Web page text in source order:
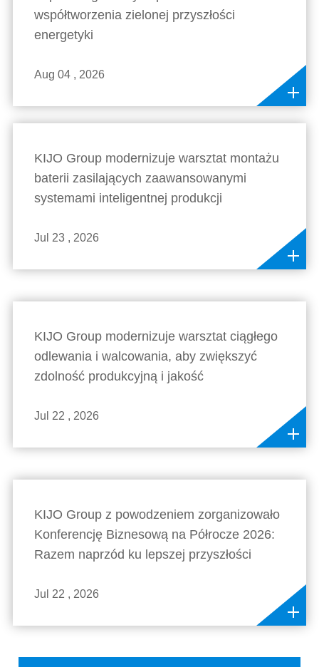
współtworzenia zielonej przyszłości
energetyki
Aug 04 , 2026
KIJO Group modernizuje warsztat montażu
baterii zasilających zaawansowanymi
systemami inteligentnej produkcji
Jul 23 , 2026
KIJO Group modernizuje warsztat ciągłego
odlewania i walcowania, aby zwiększyć
zdolność produkcyjną i jakość
Jul 22 , 2026
KIJO Group z powodzeniem zorganizowało
Konferencję Biznesową na Półrocze 2026:
Razem naprzód ku lepszej przyszłości
Jul 22 , 2026